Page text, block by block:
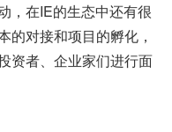
，在IE的生态中还有很
的对接和项目的孵化，
资者、企业家们进行面